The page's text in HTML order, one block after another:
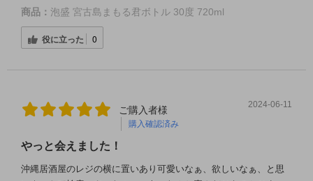
商品： 泡盛 宮古島まもる君ボトル 30度 720ml
役に立った 0
ご購入者様
購入確認済み
2024-06-11
やっと会えました！
沖縄居酒屋のレジの横に置いあり可愛いなぁ、欲しいなぁ、と思